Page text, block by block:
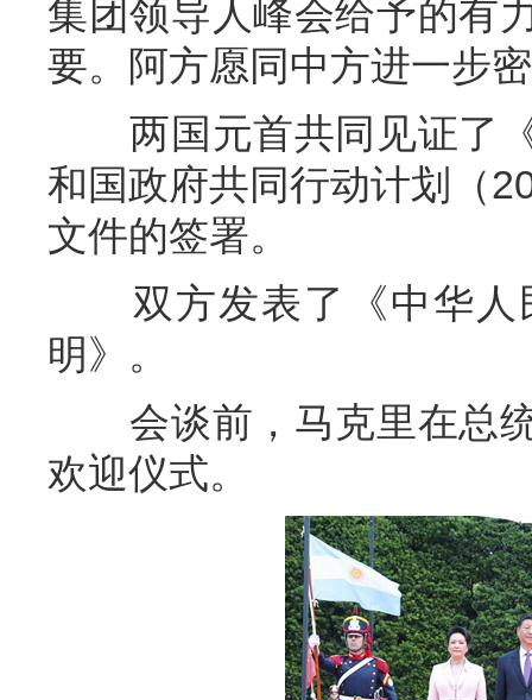
集团领导人峰会给予的有
要。阿方愿同中方进一步
两国元首共同见证了《
和国政府共同行动计划（
文件的签署。
双方发表了《中华人
明》。
会谈前，马克里在总统
欢迎仪式。